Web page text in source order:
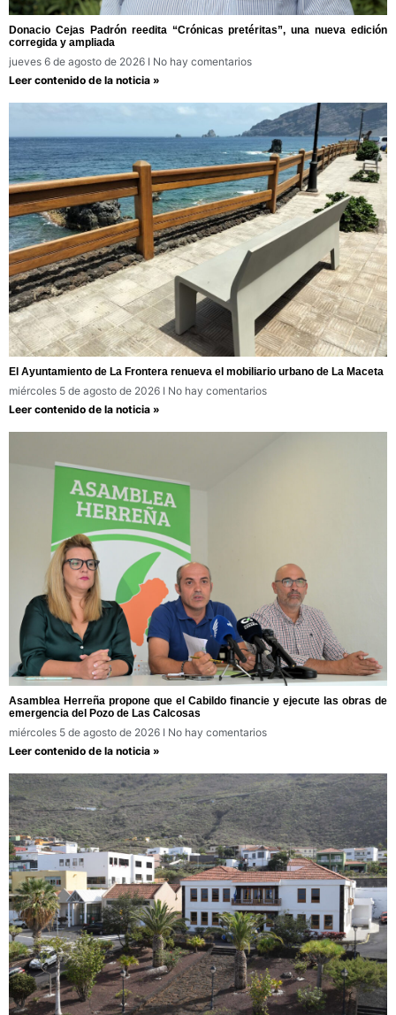
Donacio Cejas Padrón reedita “Crónicas pretéritas”, una nueva edición
corregida y ampliada
jueves 6 de agosto de 2026
No hay comentarios
Leer contenido de la noticia »
El Ayuntamiento de La Frontera renueva el mobiliario urbano de La Maceta
miércoles 5 de agosto de 2026
No hay comentarios
Leer contenido de la noticia »
Asamblea Herreña propone que el Cabildo financie y ejecute las obras de
emergencia del Pozo de Las Calcosas
miércoles 5 de agosto de 2026
No hay comentarios
Leer contenido de la noticia »